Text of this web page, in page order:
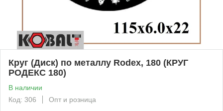
Круг (Диск) по металлу Rodex, 180 (КРУГ
РОДЕКС 180)
В наличии
Код: 306
Опт и розница